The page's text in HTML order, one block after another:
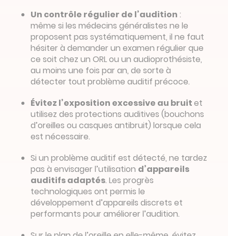
Un contrôle régulier de l’audition :
même si les médecins généralistes ne le
proposent pas systématiquement, il ne faut
hésiter à demander un examen régulier que
ce soit chez un ORL ou un audioprothésiste,
au moins une fois par an, de sorte à
détecter tout problème auditif précoce.
Évitez l’exposition excessive au bruitet
utilisez des protections auditives (bouchons
d’oreilles ou casques antibruit) lorsque cela
est nécessaire.
Si un problème auditif est détecté, ne tardez
pas à envisager l’utilisation d’appareils
auditifs adaptés. Les progrès
technologiques ont permis le
développement d’appareils discrets et
performants pour améliorer l’audition.